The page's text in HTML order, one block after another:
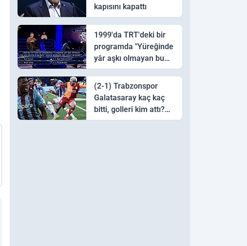
kapısını kapattı
1999'da TRT'deki bir
programda "Yüreğinde
yâr aşkı olmayan bu
sazı çalarsa tingirdatır"
sözünü söyleyen halk
ozanı hangisidir?
(2-1) Trabzonspor
Galatasaray kaç kaç
bitti, golleri kim attı?
Trabzonspor